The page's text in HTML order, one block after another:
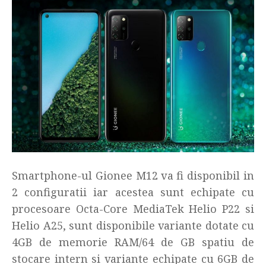
Smartphone-ul Gionee M12 va fi disponibil in
2 configuratii iar acestea sunt echipate cu
procesoare Octa-Core MediaTek Helio P22 si
Helio A25, sunt disponibile variante dotate cu
4GB de memorie RAM/64 de GB spatiu de
stocare intern si variante echipate cu 6GB de